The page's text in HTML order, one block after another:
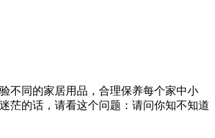
不同的家居用品，合理保养每个家中小
茫的话，请看这个问题：请问你知不知道